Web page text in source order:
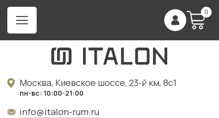
0
Москва, Киевское шоссе, 23-й км, 8с1
пн-вс: 10:00-21:00
info@italon-rum.ru